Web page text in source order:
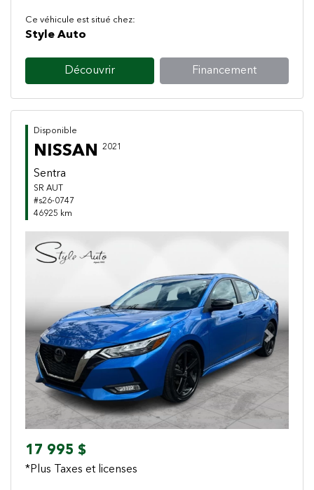
Ce véhicule est situé chez:
Style Auto
Découvrir Financement
Disponible
NISSAN 2021
Sentra
SR AUT
#s26-0747
46925 km
Previous Next
17 995 $
*Plus Taxes et licenses